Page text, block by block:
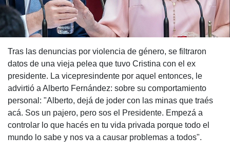
Tras las denuncias por violencia de género, se filtraron
datos de una vieja pelea que tuvo Cristina con el ex
presidente. La vicepresindente por aquel entonces, le
advirtió a Alberto Fernández: sobre su comportamiento
personal: "Alberto, dejá de joder con las minas que traés
acá. Sos un pajero, pero sos el Presidente. Empezá a
controlar lo que hacés en tu vida privada porque todo el
mundo lo sabe y nos va a causar problemas a todos".